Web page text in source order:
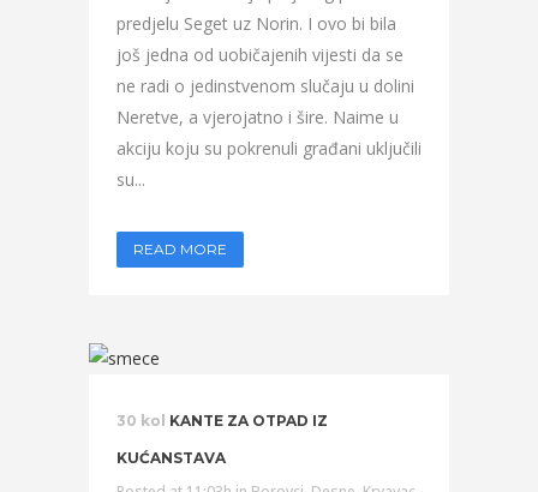
predjelu Seget uz Norin. I ovo bi bila
još jedna od uobičajenih vijesti da se
ne radi o jedinstvenom slučaju u dolini
Neretve, a vjerojatno i šire. Naime u
akciju koju su pokrenuli građani uključili
su...
READ MORE
30 kol KANTE ZA OTPAD IZ
KUĆANSTAVA